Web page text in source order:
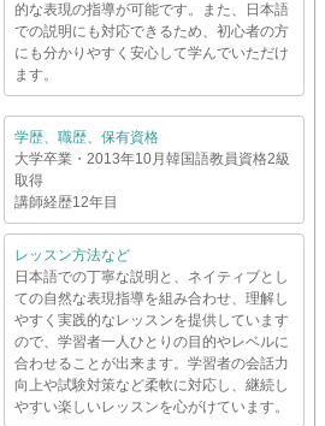
的な表現の指導が可能です。また、日本語
での説明にも対応できるため、初心者の方
にも分かりやすく安心して学んでいただけ
ます。
学歴、職歴、保有資格
大学卒業・2013年10月韓国語教員資格2級
取得
講師経歴12年目
レッスン方法など
日本語での丁寧な説明と、ネイティブとし
ての自然な表現指導を組み合わせ、理解し
やすく実践的なレッスンを提供しています
ので、学習者一人ひとりの目的やレベルに
合わせることが出来ます。学習者の会話力
向上や試験対策など柔軟に対応し、継続し
やすい楽しいレッスンを心がけています。